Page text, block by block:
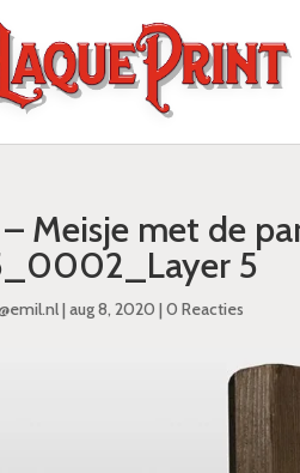
Meisje met de
5
|aug 8, 2020 |0 Reacties